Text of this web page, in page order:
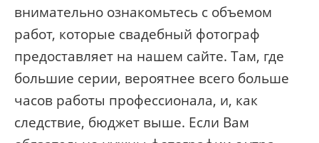
внимательно ознакомьтесь с объемом
работ, которые свадебный фотограф
предоставляет на нашем сайте. Там, где
большие серии, вероятнее всего больше
часов работы профессионала, и, как
следствие, бюджет выше. Если Вам